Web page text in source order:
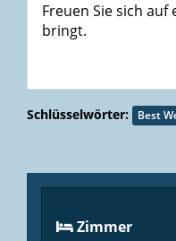
Freuen Sie sich
bringt.
Schlüsselwörter: Best
Zimmer